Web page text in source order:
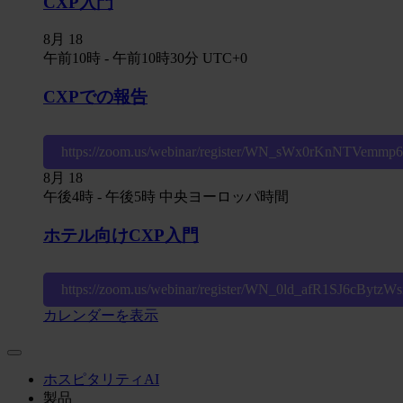
8月
18
午前10時 - 午前10時30分 UTC+0
CXPでの報告
https://zoom.us/webinar/register/
8月
18
午後4時 - 午後5時 中央ヨーロッパ時間
ホテル向けCXP入門
https://zoom.us/webinar/register/
カレンダーを表示
ホスピタリティAI
製品